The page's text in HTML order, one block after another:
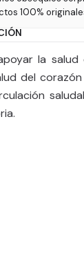
100%
la
del